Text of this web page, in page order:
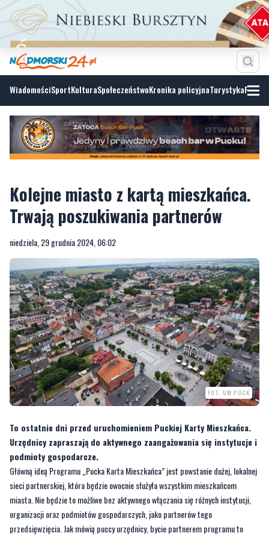
WiadomościSportKulturaSpołeczeństwoKronika policyjnaTurystyka
Kolejne miasto z kartą mieszkańca.
niedziela, 29 grudnia 2024, 06:02
FOT. UM PUCK
To ostatnie dni przed uruchomieniem Puckiej Karty Mieszkańca.
Urzędnicy zapraszają do aktywnego zaangażowania się instytucje i
Główną ideą Programu „Pucka Karta Mieszkańca” jest powstanie dużej, lokalnej
sieci partnerskiej, która będzie owocnie służyła wszystkim mieszkańcom
miasta. Nie będzie to możliwe bez aktywnego włączania się różnych instytucji,
organizacji oraz podmiotów gospodarczych, jako partnerów tego
przedsięwzięcia. Jak mówią puccy urzędnicy, bycie partnerem programu to
doskonała okazja do promowania własnej działalności oraz pozyskania stałych
klientów.